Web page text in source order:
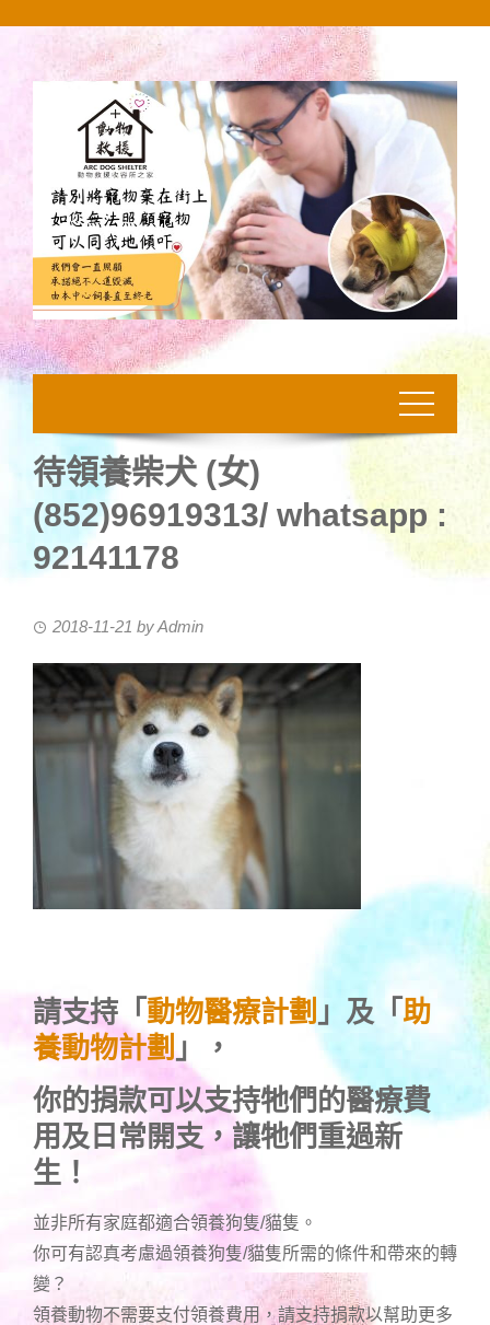
待領養柴犬 (女)
(852)96919313/ whatsapp :
92141178
2018-11-21 byAdmin
請支持「 動物醫療計劃 」及「 助
養動物計劃 」，
你的捐款可以支持牠們的醫療費
用及日常開支，讓牠們重過新
生！
並非所有家庭都適合領養狗隻/貓隻。
你可有認真考慮過領養狗隻/貓隻所需的條件和帶來的轉
變？
領養動物不需要支付領養費用，請支持捐款以幫助更多